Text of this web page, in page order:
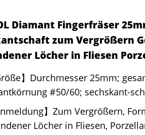
Diamant Fingerfräser
zum Vergrößern
Löcher in Fliesen
】Durchmesser 25mm;
#50/60; sechskant-
】Zum Vergrößern,
Löcher in Fliesen,